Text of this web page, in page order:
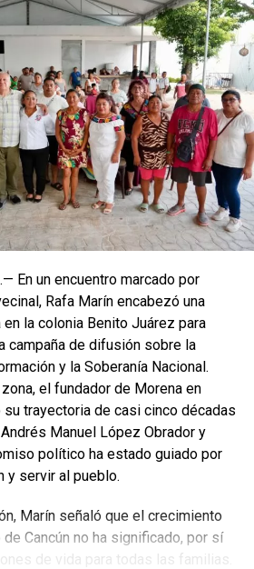
debe transitar de acciones
permanente de recuperación
a los tres órdenes de gobierno,
y sociedad civil. Recordó que
nacional cuenta con cobertura
alrededor del 12% de la
lo que obliga a reforzar la
mexicano.
Reforestación intervendrá
templados, selvas húmedas
y manglares mediante la
de las cuales 261 son nativas
alcanzarán 37 Áreas
17 Áreas Destinadas
con el objetivo de
y fortalecer la resiliencia
afirmó que reforestar es
los suelos y construir
En un encuentro marcado por
Rafa Marín encabezó una
la colonia Benito Juárez para
campaña de difusión sobre la
y la Soberanía Nacional.
el fundador de Morena en
su trayectoria de casi cinco décadas
Manuel López Obrador y
político ha estado guiado por
y servir al pueblo.
Marín señaló que el crecimiento
Cancún no ha significado, por sí
de vida para todas las familias.